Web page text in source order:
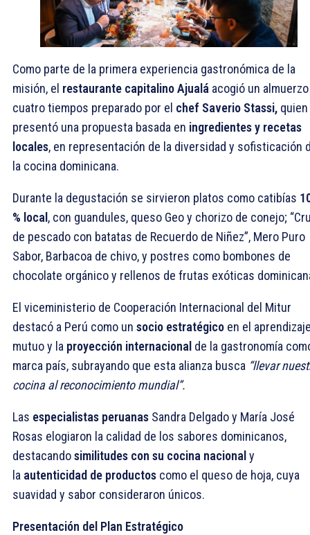
Como parte de la primera experiencia gastronómica de la
misión, el restaurante capitalino Ajualá acogió un
cuatro tiempos preparado por el chef Saverio Stassi, quien
presentó una propuesta basada en ingredientes y recetas
locales, en representación de la diversidad y sofisticación
la cocina dominicana.
Durante la degustación se sirvieron platos como catibías
% local, con guandules, queso Geo y chorizo de conejo;
de pescado con batatas de Recuerdo de Niñez”, Mero Puro
Sabor, Barbacoa de chivo, y postres como bombones de
chocolate orgánico y rellenos de frutas exóticas
El viceministerio de Cooperación Internacional del Mitur
destacó a Perú como un socio estratégico en el
mutuo y la proyección internacional de la gastronomía
marca país, subrayando que esta alianza busca “llevar
cocina al reconocimiento mundial”.
Las especialistas peruanas Sandra Delgado y María José
Rosas elogiaron la calidad de los sabores dominicanos,
destacandosimilitudes con su cocina nacionaly
la autenticidad de productos como el queso de hoja, cuya
suavidad y sabor consideraron únicos.
Presentación del Plan Estratégico